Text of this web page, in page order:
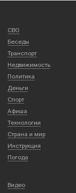
СВО
Беседы
Транспорт
Недвижимость
Политика
Деньги
Спорт
Афиша
Технологии
Страна и мир
Инструкция
Погода
Видео